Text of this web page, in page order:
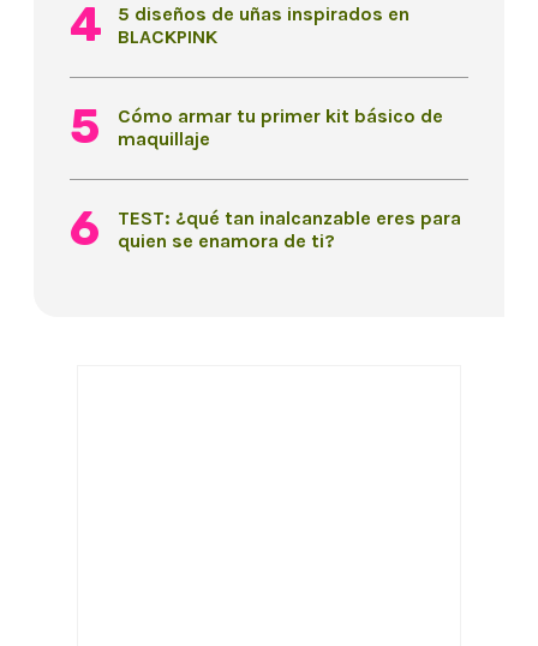
5 diseños de uñas inspirados en
BLACKPINK
Cómo armar tu primer kit básico de
maquillaje
TEST: ¿qué tan inalcanzable eres para
quien se enamora de ti?